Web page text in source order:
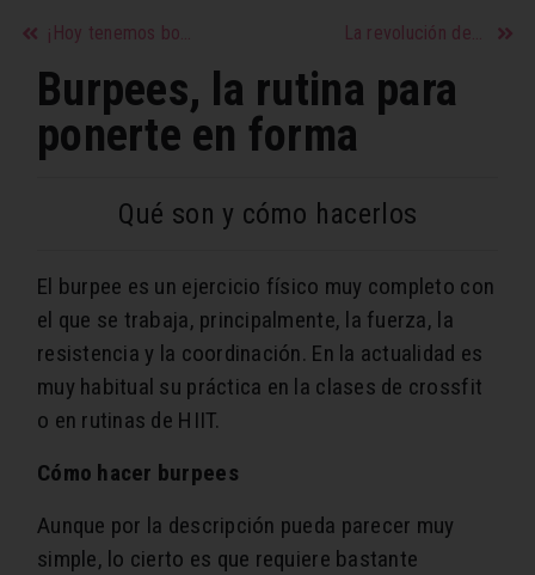
¡Hoy tenemos bocaditos de nueces y chocolate blanco con frutos negros sin gluten! La revolución de la cocina verde llegó
Burpees, la rutina para
ponerte en forma
Qué son y cómo hacerlos
El burpee es un ejercicio físico muy completo con
el que se trabaja, principalmente, la fuerza, la
resistencia y la coordinación. En la actualidad es
muy habitual su práctica en la clases de crossfit
o en rutinas de HIIT.
Cómo hacer burpees
Aunque por la descripción pueda parecer muy
simple, lo cierto es que requiere bastante